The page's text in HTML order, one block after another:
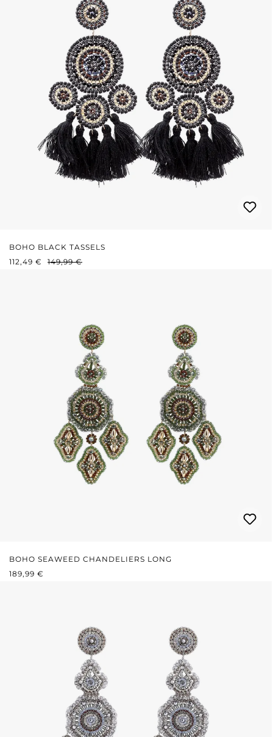
BOHO BLACK TASSELS
VERKAUFSPREIS:
112,49 € REGULÄRER PREIS:
149,99 €
BOHO SEAWEED CHANDELIERS LONG
REGULÄRER PREIS:
189,99 €